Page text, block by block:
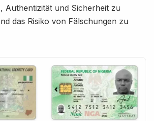
Authentizität und Sicherheit zu
das Risiko von Fälschungen zu